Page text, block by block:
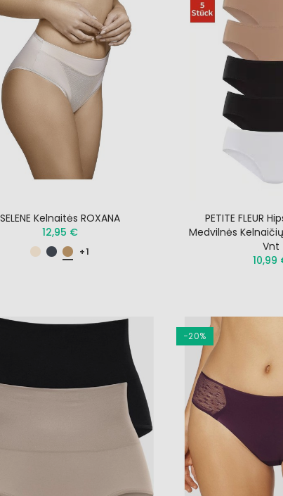
SELENE Kelnaitės ROXANA
12,95 €
+1
PETITE FLEUR
Medvilnės
Vnt
10,99
−20%
NATURANA kelnaitės
3,50 €
7,00 €